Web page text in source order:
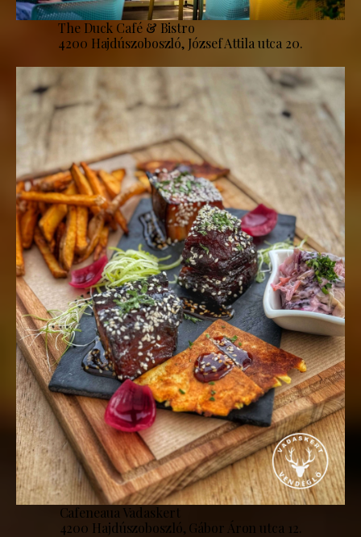
The Duck Café & Bistro
4200 Hajdúszoboszló, József Attila utca 20.
Cafeneaua Vadaskert
4200 Hajdúszoboszló, Gábor Áron utca 12.